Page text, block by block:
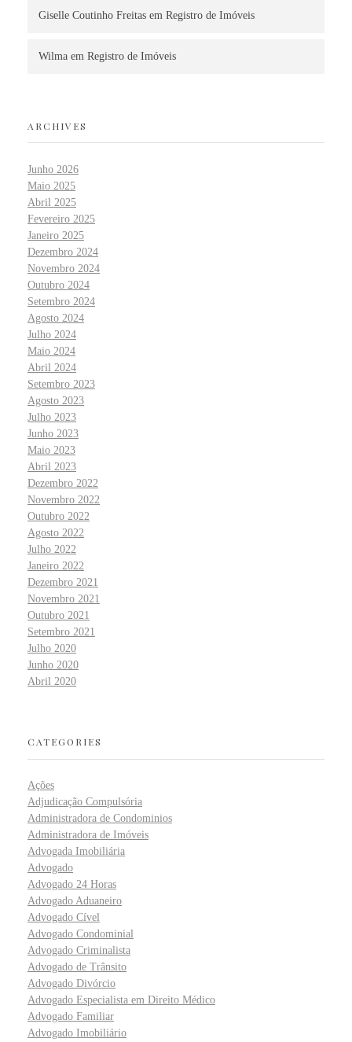
Giselle Coutinho Freitas em Registro de Imóveis
Wilma em Registro de Imóveis
ARCHIVES
Junho 2026
Maio 2025
Abril 2025
Fevereiro 2025
Janeiro 2025
Dezembro 2024
Novembro 2024
Outubro 2024
Setembro 2024
Agosto 2024
Julho 2024
Maio 2024
Abril 2024
Setembro 2023
Agosto 2023
Julho 2023
Junho 2023
Maio 2023
Abril 2023
Dezembro 2022
Novembro 2022
Outubro 2022
Agosto 2022
Julho 2022
Janeiro 2022
Dezembro 2021
Novembro 2021
Outubro 2021
Setembro 2021
Julho 2020
Junho 2020
Abril 2020
CATEGORIES
Ações
Adjudicação Compulsória
Administradora de Condominios
Administradora de Imóveis
Advogada Imobiliária
Advogado
Advogado 24 Horas
Advogado Aduaneiro
Advogado Cível
Advogado Condominial
Advogado Criminalista
Advogado de Trânsito
Advogado Divórcio
Advogado Especialista em Direito Médico
Advogado Familiar
Advogado Imobiliário